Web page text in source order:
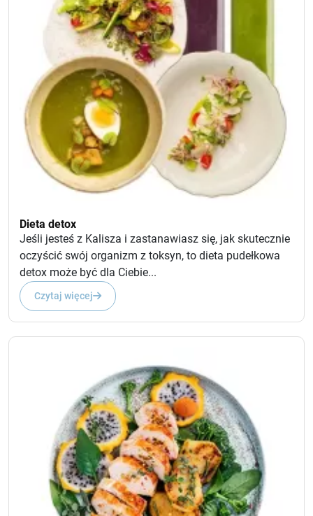
Dieta detox
Jeśli jesteś z Kalisza i zastanawiasz się, jak skutecznie
oczyścić swój organizm z toksyn, to dieta pudełkowa
detox może być dla Ciebie...
Czytaj więcej